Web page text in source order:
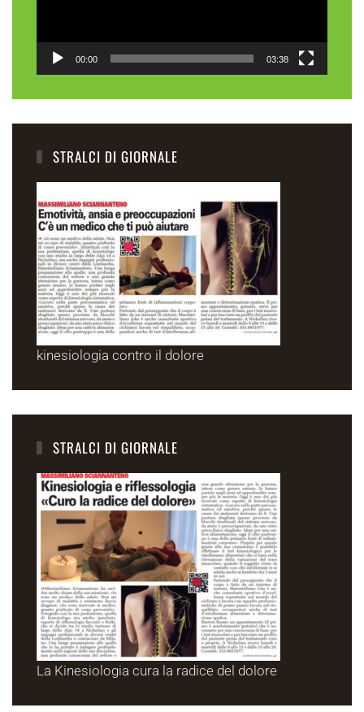
00:00 03:38
STRALCI DI GIORNALE
kinesiologia contro il dolore
STRALCI DI GIORNALE
La Kinesiologia cura la radice del dolore